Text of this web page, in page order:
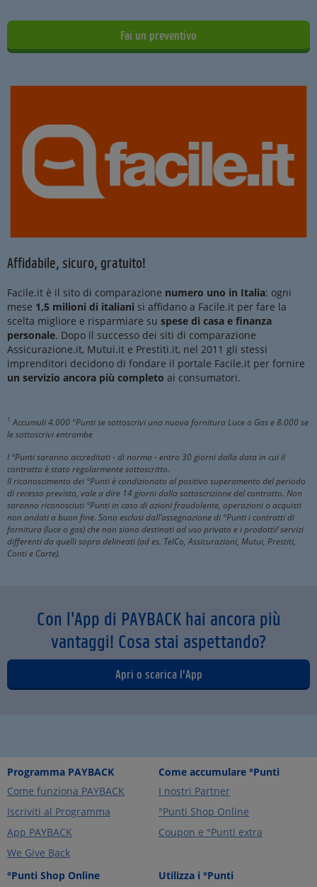
Fai un preventivo
Affidabile, sicuro, gratuito!
Facile.it è il sito di comparazione numero uno in Italia: ogni
mese 1,5 milioni di italiani si affidano a Facile.it per fare la
scelta migliore e risparmiare su spese di casa e finanza
personale. Dopo il successo dei siti di comparazione
Assicurazione.it, Mutui.it e Prestiti.it, nel 2011 gli stessi
imprenditori decidono di fondare il portale Facile.it per fornire
un servizio ancora più completo ai consumatori.
1 Accumuli 4.000 °Punti se sottoscrivi una nuova fornitura Luce o Gas e 8.000 se
le sottoscrivi entrambe
I °Punti saranno accreditati - di norma - entro 30 giorni dalla data in cui il
contratto è stato regolarmente sottoscritto.
Il riconoscimento dei °Punti è condizionato al positivo superamento del periodo
di recesso previsto, vale a dire 14 giorni dalla sottoscrizione del contratto. Non
saranno riconosciuti °Punti in caso di azioni fraudolente, operazioni o acquisti
non andati a buon fine. Sono esclusi dall’assegnazione di °Punti i contratti di
fornitura (luce o gas) che non siano destinati ad uso privato e i prodotti/ servizi
differenti da quelli sopra delineati (ad es. TelCo, Assicurazioni, Mutui, Prestiti,
Conti e Carte).
Con l'App di PAYBACK hai ancora più
vantaggi! Cosa stai aspettando?
Apri o scarica l'App
Programma PAYBACK
Come funziona PAYBACK
Iscriviti al Programma
App PAYBACK
We Give Back
Come accumulare °Punti
I nostri Partner
°Punti Shop Online
Coupon e °Punti extra
°Punti Shop Online
Utilizza i °Punti